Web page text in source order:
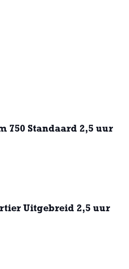
750 Standaard 2,5 uur
Uitgebreid 2,5 uur